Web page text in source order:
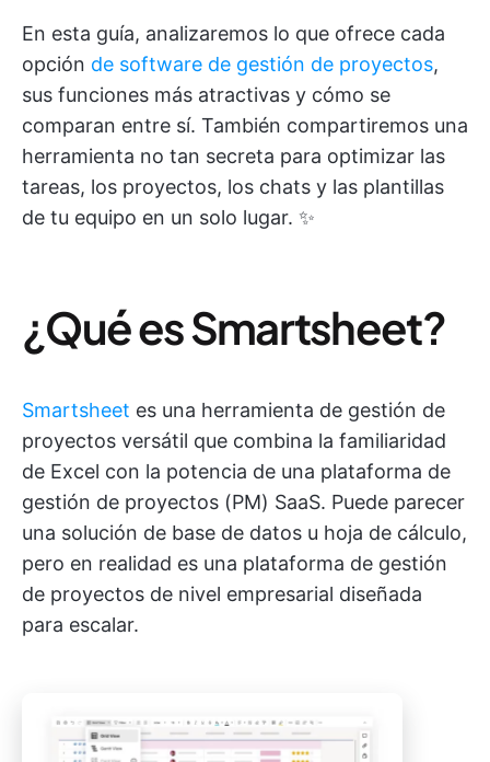
En esta guía, analizaremos lo que ofrece cada
opción de software de gestión de proyectos,
sus funciones más atractivas y cómo se
comparan entre sí. También compartiremos una
herramienta no tan secreta para optimizar las
tareas, los proyectos, los chats y las plantillas
de tu equipo en un solo lugar. ✨
¿Qué es Smartsheet?
Smartsheet es una herramienta de gestión de
proyectos versátil que combina la familiaridad
de Excel con la potencia de una plataforma de
gestión de proyectos (PM) SaaS. Puede parecer
una solución de base de datos u hoja de cálculo,
pero en realidad es una plataforma de gestión
de proyectos de nivel empresarial diseñada
para escalar.